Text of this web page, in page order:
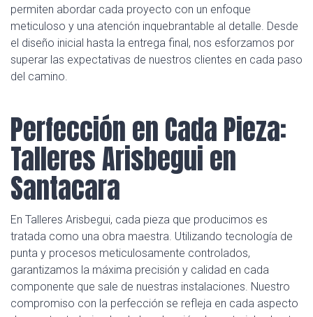
permiten abordar cada proyecto con un enfoque
meticuloso y una atención inquebrantable al detalle. Desde
el diseño inicial hasta la entrega final, nos esforzamos por
superar las expectativas de nuestros clientes en cada paso
del camino.
Perfección en Cada Pieza:
Talleres Arisbegui en
Santacara
En Talleres Arisbegui, cada pieza que producimos es
tratada como una obra maestra. Utilizando tecnología de
punta y procesos meticulosamente controlados,
garantizamos la máxima precisión y calidad en cada
componente que sale de nuestras instalaciones. Nuestro
compromiso con la perfección se refleja en cada aspecto